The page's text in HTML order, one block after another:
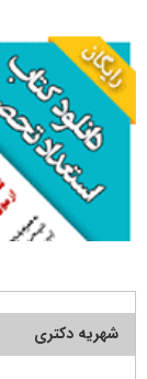
شهریه دکتری